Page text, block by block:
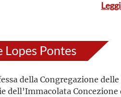
Lopes Pontes
della Congregazione delle
dell’Immacolata Concezione